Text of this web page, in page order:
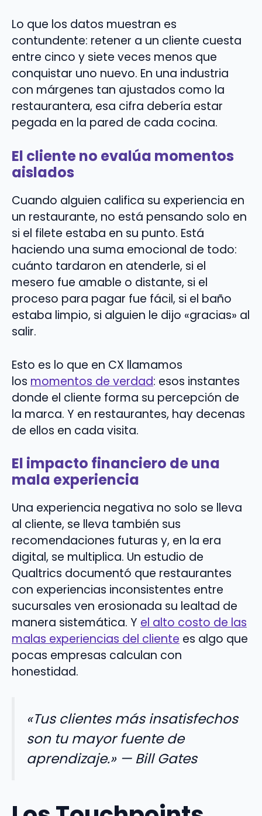
Lo que los datos muestran es
contundente: retener a un cliente cuesta
entre cinco y siete veces menos que
conquistar uno nuevo. En una industria
con márgenes tan ajustados como la
restaurantera, esa cifra debería estar
pegada en la pared de cada cocina.
El cliente no evalúa momentos
aislados
Cuando alguien califica su experiencia en
un restaurante, no está pensando solo en
si el filete estaba en su punto. Está
haciendo una suma emocional de todo:
cuánto tardaron en atenderle, si el
mesero fue amable o distante, si el
proceso para pagar fue fácil, si el baño
estaba limpio, si alguien le dijo «gracias» al
salir.
Esto es lo que en CX llamamos
los momentos de verdad: esos instantes
donde el cliente forma su percepción de
la marca. Y en restaurantes, hay decenas
de ellos en cada visita.
El impacto financiero de una
mala experiencia
Una experiencia negativa no solo se lleva
al cliente, se lleva también sus
recomendaciones futuras y, en la era
digital, se multiplica. Un estudio de
Qualtrics documentó que restaurantes
con experiencias inconsistentes entre
sucursales ven erosionada su lealtad de
manera sistemática. Y el alto costo de las
malas experiencias del cliente es algo que
pocas empresas calculan con
honestidad.
«Tus clientes más insatisfechos
son tu mayor fuente de
aprendizaje.» — Bill Gates